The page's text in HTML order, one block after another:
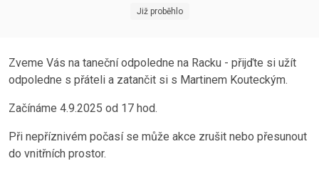
Již proběhlo
Zveme Vás na taneční odpoledne na Racku - přijďte si užít
odpoledne s přáteli a zatančit si s Martinem Kouteckým.
Začínáme 4.9.2025 od 17 hod.
Při nepříznivém počasí se může akce zrušit nebo přesunout
do vnitřních prostor.